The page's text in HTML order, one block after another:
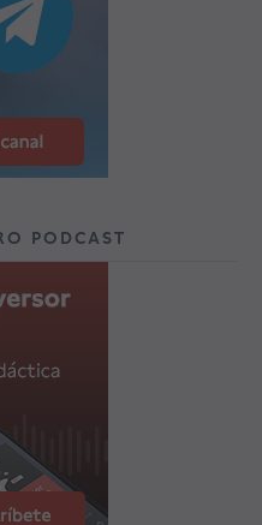
PODCAST